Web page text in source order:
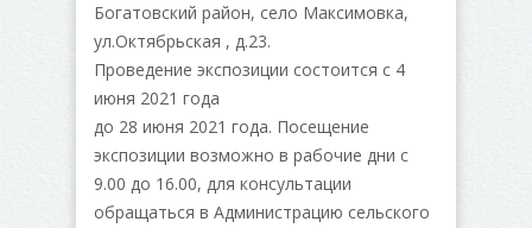
Богатовский район, село Максимовка,
ул.Октябрьская , д.23.
Проведение экспозиции состоится с 4
июня 2021 года
до 28 июня 2021 года. Посещение
экспозиции возможно в рабочие дни с
9.00 до 16.00, для консультации
обращаться в Администрацию сельского